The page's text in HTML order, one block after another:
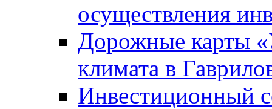
осуществления
Дорожные карты
климата в
Инвестиционный